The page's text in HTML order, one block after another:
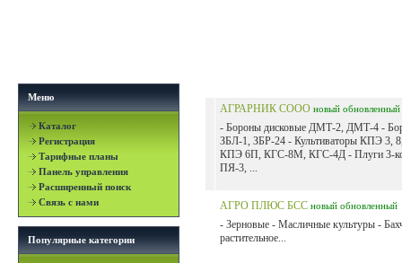
Меню
Каталог
Регистрация
Тарифные планы
Панель управления
Расширенный поиск
Связь с нами
Популярные категории
АГРАРНИК СООО новый обновленный
- Бороны дисковые ДМТ-2, ДМТ-4 -
ЗБЛ-1, ЗБР-24 - Культиваторы КПЭ 3,
КПЭ 6П, КГС-8М, КГС-4Д - Плуги 3-
ПЯ-3, ...
АГРО ПЛЮС БСС новый обновленный
- Зерновые - Масличные культуры -
растительное...